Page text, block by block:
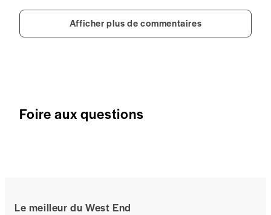
Afficher plus de commentaires
Foire aux questions
Le meilleur du West End